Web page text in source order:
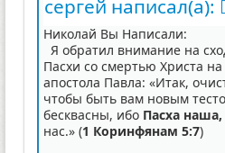
сергей написал(а):
Николай Вы Написали:
Я обратил внимание на
Пасхи со смертью Христа
апостола Павла: «Итак,
чтобы быть вам новым
бесквасны, ибо Пасха
нас.» (1 Коринфянам 5:7)